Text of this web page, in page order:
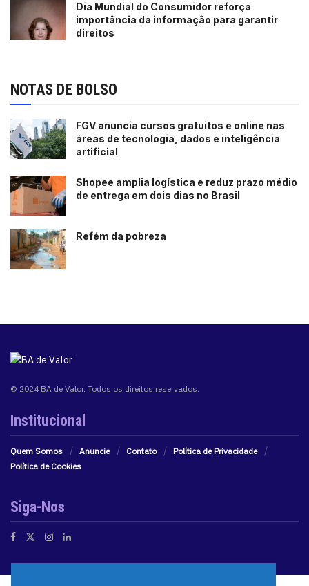
Dia Mundial do Consumidor reforça
importância da informação para garantir
direitos
NOTAS DE BOLSO
FGV anuncia cursos gratuitos e online nas
áreas de tecnologia, dados e inteligência
artificial
Shopee amplia logística e reduz prazo médio
de entrega em dois dias no Brasil
Refém da pobreza
© 2024 BA de Valor. Todos os direitos reservados.
Institucional
Quem Somos Anuncie Contato
Política de Privacidade
Política de Cookies
Siga-Nos